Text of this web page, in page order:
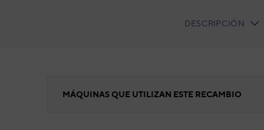
CURRENT
DESCRIPCIÓN
MÁQUINAS QUE UTILIZAN ESTE RECAMBIO